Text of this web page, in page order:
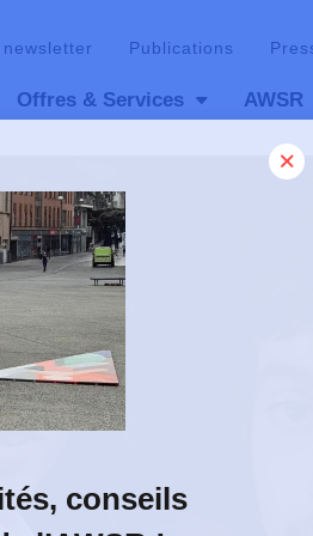
Publications
Offres & Services AWSR
conseils